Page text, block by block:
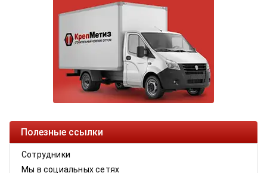
Полезные ссылки
Сотрудники
Мы в социальных сетях